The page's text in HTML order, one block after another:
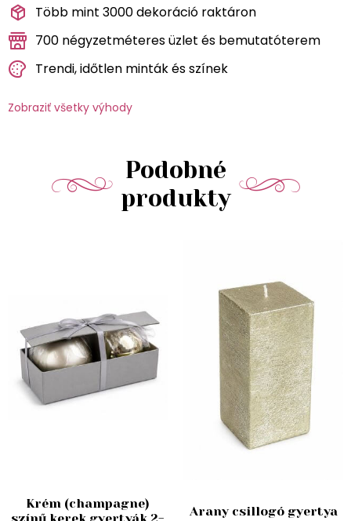
Több mint 3000 dekoráció raktáron
700 négyzetméteres üzlet és bemutatóterem
Trendi, időtlen minták és színek
Zobraziť všetky výhody
Podobné
produkty
Krém (champagne)
Arany csillogó gyertya